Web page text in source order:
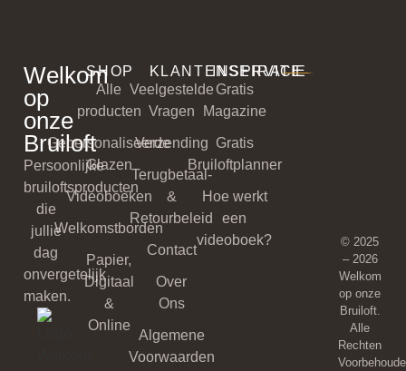
Welkom
op
onze
Bruiloft
Persoonlijke
bruiloftsproducten
die
jullie
dag
onvergetelijk
maken.
SHOP
Alle
producten
Gepersonaliseerde
Glazen
Videoboeken
Welkomstborden
Papier,
Digitaal
&
Online
KLANTENSERVICE
Veelgestelde
Vragen
Verzending
Terugbetaal-
&
Retourbeleid
Contact
Over
Ons
Algemene
Voorwaarden
INSPIRATIE
Gratis
Magazine
Gratis
Bruiloftplanner
Hoe werkt
een
videoboek?
© 2025
– 2026
Welkom
op onze
Bruiloft.
Alle
Rechten